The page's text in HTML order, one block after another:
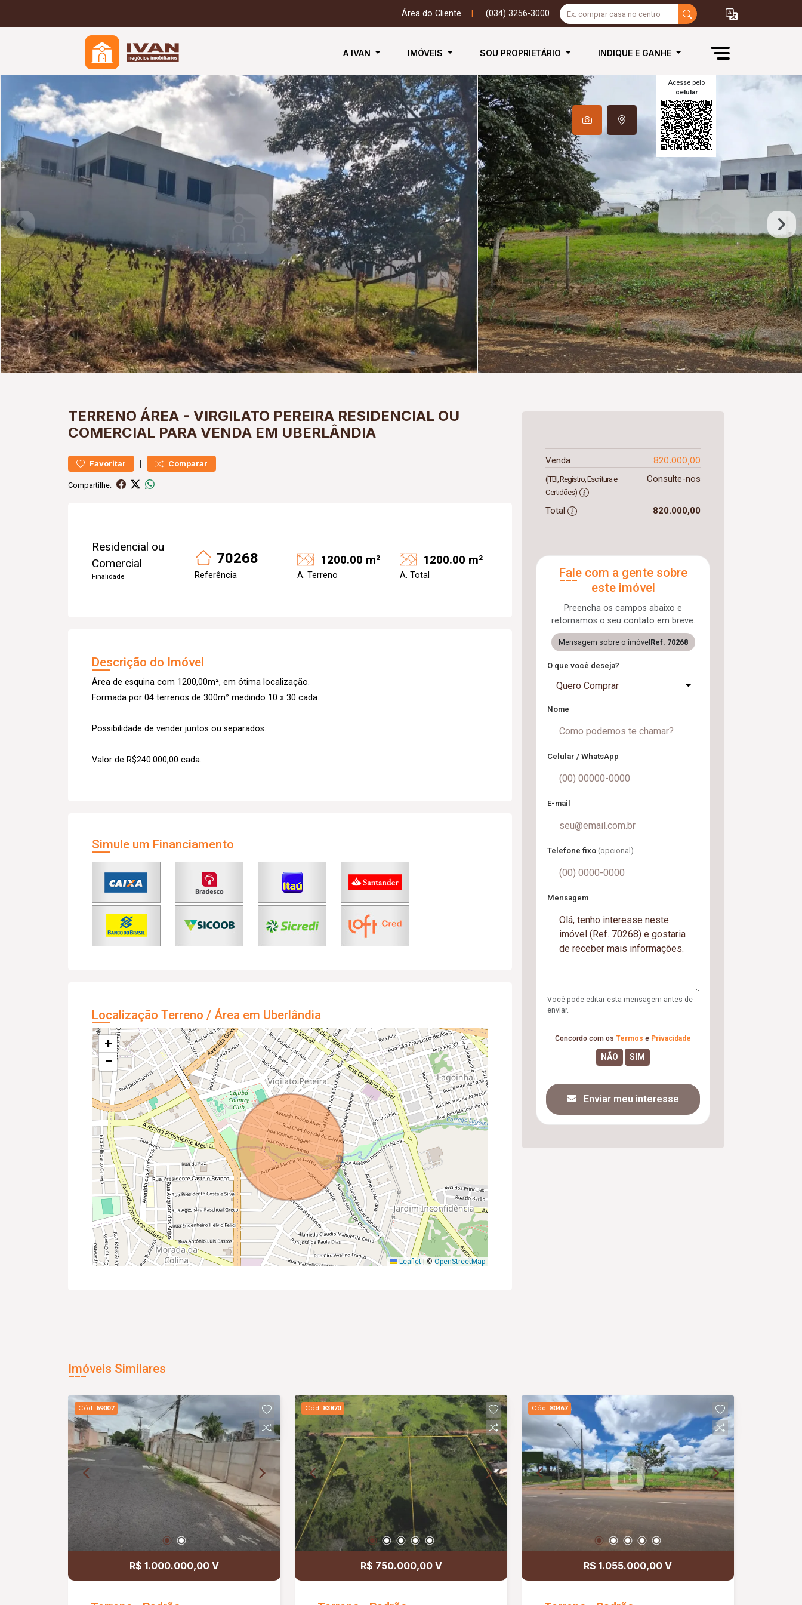
Área do Cliente (034) 3256-3000
A IVAN IMÓVEIS SOU PROPRIETÁRIO INDIQUE E GANHE
Acesse pelo
celular
TERRENO ÁREA - VIRGILATO PEREIRA RESIDENCIAL OU
COMERCIAL PARA VENDA EM UBERLÂNDIA
Favoritar | Comparar
Compartilhe:
Residencial ou
Comercial
Finalidade
70268
Referência
1200.00 m²
A. Terreno
1200.00 m²
A. Total
Descrição do Imóvel
Área de esquina com 1200,00m², em ótima localização.
Formada por 04 terrenos de 300m² medindo 10 x 30 cada.
Possibilidade de vender juntos ou separados.
Valor de R$240.000,00 cada.
Simule um Financiamento
Localização Terreno / Área em Uberlândia
+
−
Leaflet ©OpenStreetMap
Venda 820.000,00
(ITBI, Registro, Escritura e
Certidões)
Consulte-nos
Total 820.000,00
Fale com a gente sobre
este imóvel
Preencha os campos abaixo e
retornamos o seu contato em breve.
Mensagem sobre o imóvel Ref. 70268
O que você deseja?
Quero Comprar
Nome
Celular / WhatsApp
E-mail
Telefone fixo (opcional)
Mensagem
Você pode editar esta mensagem antes de
enviar.
Concordo com os Termos e Privacidade
Enviar meu interesse
Imóveis Similares
Cód. 69007
R$ 1.000.000,00 V
Cód. 83870
R$ 750.000,00 V
Cód. 80467
R$ 1.055.000,00 V